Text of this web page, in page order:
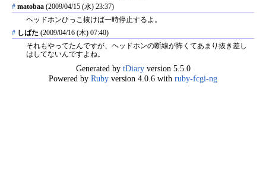
# matobaa (2009/04/15 (水) 23:37)
ヘッドホンひっこ抜けば一時停止するよ。
# しばた (2009/04/16 (木) 07:40)
それもやってたんですが、ヘッドホンの断線が怖くてあまり抜き差し
はしてないんですよね。
Generated by tDiaryversion 5.5.0
Powered by Ruby version 4.0.6 with ruby-fcgi-ng